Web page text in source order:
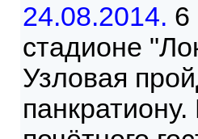
24.08.2014. 6
стадионе
Узловая